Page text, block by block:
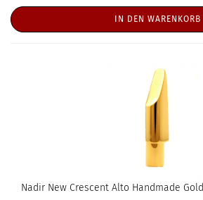
IN DEN WARENKORB
Nadir New Crescent Alto Handmade Gold